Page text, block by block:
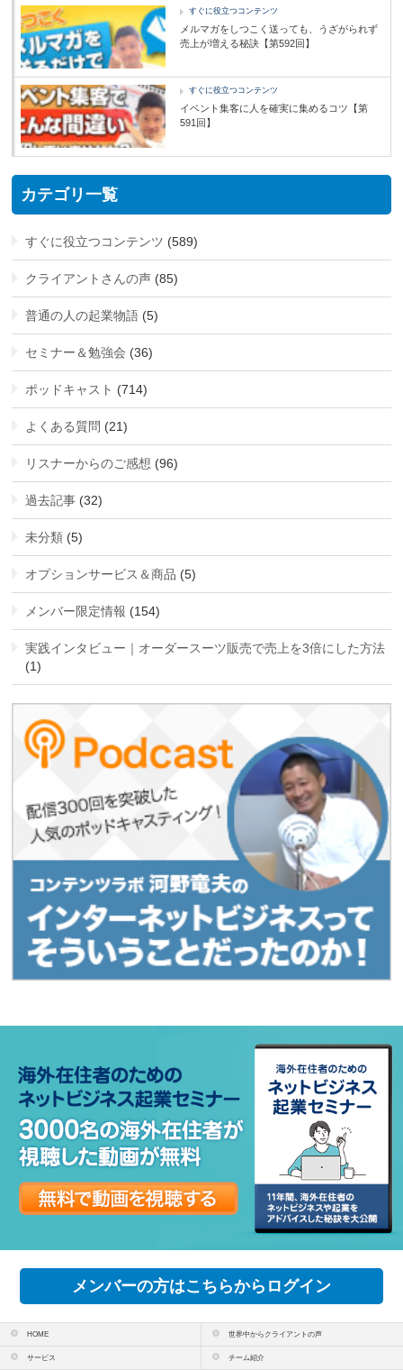
すぐに役立つコンテンツ
メルマガをしつこく送っても、うざがられず
売上が増える秘訣【第592回】
すぐに役立つコンテンツ
イベント集客に人を確実に集めるコツ【第
591回】
カテゴリ一覧
すぐに役立つコンテンツ (589)
クライアントさんの声 (85)
普通の人の起業物語 (5)
セミナー＆勉強会 (36)
ポッドキャスト (714)
よくある質問 (21)
リスナーからのご感想 (96)
過去記事 (32)
未分類 (5)
オプションサービス＆商品 (5)
メンバー限定情報 (154)
実践インタビュー｜オーダースーツ販売で売上を3倍にした方法
(1)
メンバーの方はこちらからログイン
HOME 世界中からクライアントの声
サービス チーム紹介